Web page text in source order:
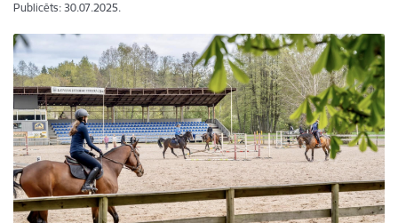
Publicēts: 30.07.2025.